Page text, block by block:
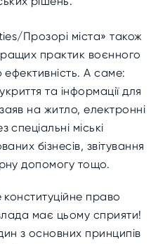
Прозорі міста» також
практик воєнного
А саме:
та інформації для
на житло, електронні
міські
бізнесів, звітування
допомогу тощо.
право
має цьому сприяти!
з основних принципів